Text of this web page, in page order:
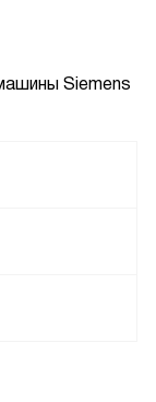
Siemens